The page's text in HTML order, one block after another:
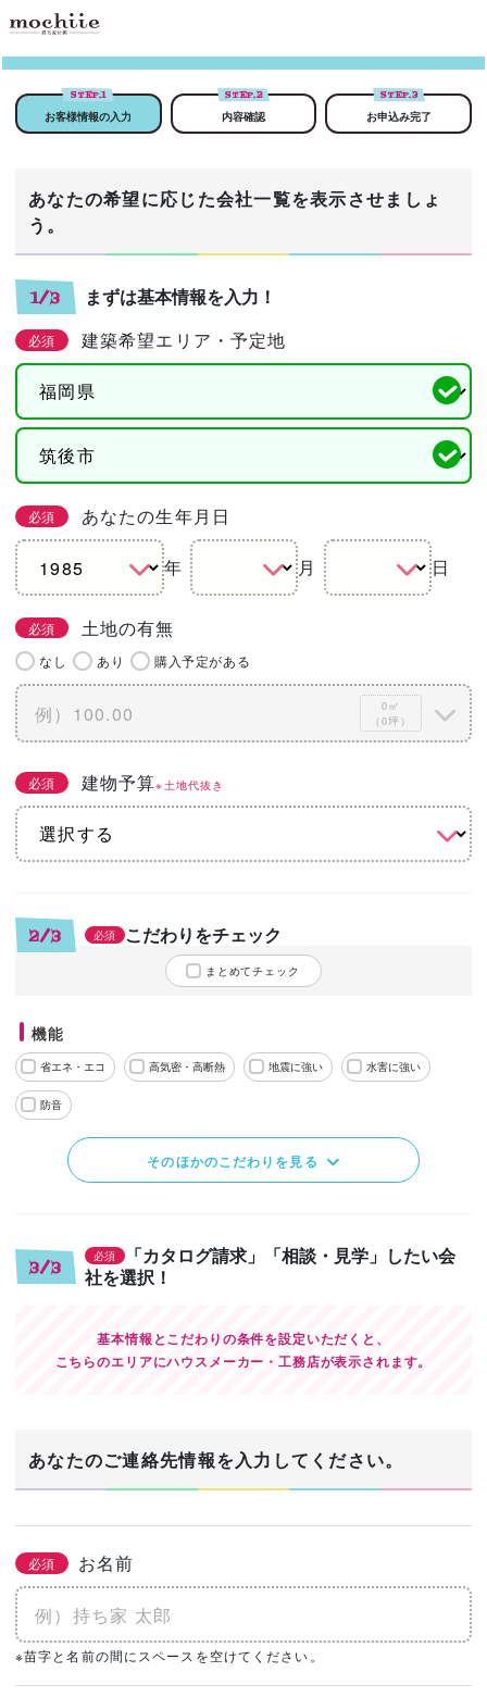
STEP.1
お客様情報の入力
STEP.2
内容確認
STEP.3
お申込み完了
あなたの希望に応じた会社一覧を表示させましょ
う。
1/3 まずは基本情報を入力！
必須 建築希望エリア・予定地
必須 あなたの生年月日
年 月 日
必須 土地の有無
なし あり 購入予定がある
0㎡
（0坪）
必須 建物予算※土地代抜き
2/3 必須 こだわりをチェック
まとめてチェック
機能
省エネ・エコ 高気密・高断熱 地震に強い 水害に強い
防音
そのほかのこだわりを見る
3/3
必須
「カタログ請求」「相談・見学」したい会
社を選択！
基本情報とこだわりの条件を設定いただくと、
こちらのエリアにハウスメーカー・工務店が表示されます。
あなたのご連絡先情報を入力してください。
必須 お名前
※苗字と名前の間にスペースを空けてください。